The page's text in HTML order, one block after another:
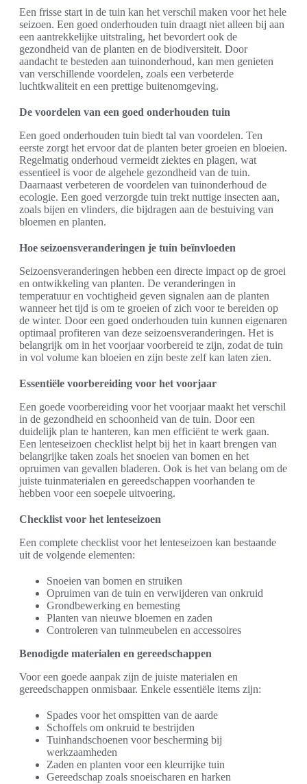
Een frisse start in de tuin kan het verschil maken voor het hele
seizoen. Een goed onderhouden tuin draagt niet alleen bij aan
een aantrekkelijke uitstraling, het bevordert ook de
gezondheid van de planten en de biodiversiteit. Door
aandacht te besteden aan tuinonderhoud, kan men genieten
van verschillende voordelen, zoals een verbeterde
luchtkwaliteit en een prettige buitenomgeving.
De voordelen van een goed onderhouden tuin
Een goed onderhouden tuin biedt tal van voordelen. Ten
eerste zorgt het ervoor dat de planten beter groeien en bloeien.
Regelmatig onderhoud vermeidt ziektes en plagen, wat
essentieel is voor de algehele gezondheid van de tuin.
Daarnaast verbeteren de voordelen van tuinonderhoud de
ecologie. Een goed verzorgde tuin trekt nuttige insecten aan,
zoals bijen en vlinders, die bijdragen aan de bestuiving van
bloemen en planten.
Hoe seizoensveranderingen je tuin beïnvloeden
Seizoensveranderingen hebben een directe impact op de groei
en ontwikkeling van planten. De veranderingen in
temperatuur en vochtigheid geven signalen aan de planten
wanneer het tijd is om te groeien of zich voor te bereiden op
de winter. Door een goed onderhouden tuin kunnen eigenaren
optimaal profiteren van deze seizoensveranderingen. Het is
belangrijk om in het voorjaar voorbereid te zijn, zodat de tuin
in vol volume kan bloeien en zijn beste zelf kan laten zien.
Essentiële voorbereiding voor het voorjaar
Een goede voorbereiding voor het voorjaar maakt het verschil
in de gezondheid en schoonheid van de tuin. Door een
duidelijk plan te hanteren, kan men efficiënt te werk gaan.
Een lenteseizoen checklist helpt bij het in kaart brengen van
belangrijke taken zoals het snoeien van bomen en het
opruimen van gevallen bladeren. Ook is het van belang om de
juiste tuinmaterialen en gereedschappen voorhanden te
hebben voor een soepele uitvoering.
Checklist voor het lenteseizoen
Een complete checklist voor het lenteseizoen kan bestaande
uit de volgende elementen:
Snoeien van bomen en struiken
Opruimen van de tuin en verwijderen van onkruid
Grondbewerking en bemesting
Planten van nieuwe bloemen en zaden
Controleren van tuinmeubelen en accessoires
Benodigde materialen en gereedschappen
Voor een goede aanpak zijn de juiste materialen en
gereedschappen onmisbaar. Enkele essentiële items zijn:
Spades voor het omspitten van de aarde
Schoffels om onkruid te bestrijden
Tuinhandschoenen voor bescherming bij
werkzaamheden
Zaden en planten voor een kleurrijke tuin
Gereedschap zoals snoeischaren en harken